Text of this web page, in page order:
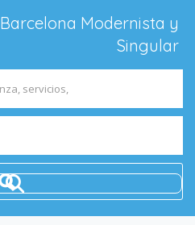
Barcelona Modernista y
Singular